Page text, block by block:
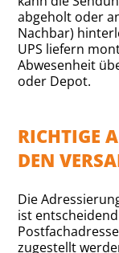
abgeholt oder
Nachbar)
UPS liefern
Abwesenheit
oder Depot.
RICHTIGE
DEN
Die
ist
zugestellt